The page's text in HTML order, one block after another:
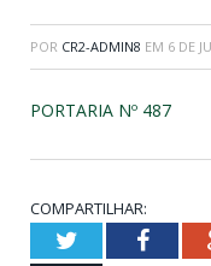
POR CR2-ADMIN8 EM 6 DE
PORTARIA Nº 487
COMPARTILHAR:
Twitter